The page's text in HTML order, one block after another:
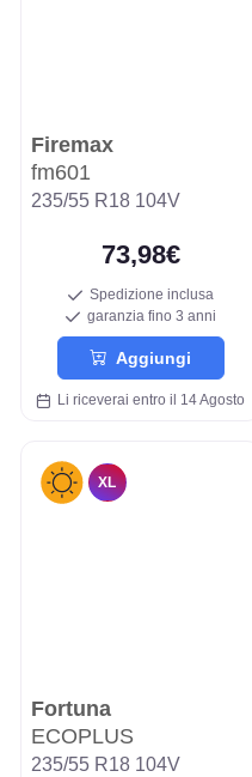
Firemax
fm601
235/55 R18 104V
73,98€
Spedizione inclusa
garanzia fino 3 anni
Aggiungi
Li riceverai entro il 14 Agosto
XL
Fortuna
ECOPLUS
235/55 R18 104V